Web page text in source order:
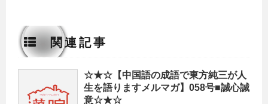
関連記事
☆★☆【中国語の成語で東方純三が人
生を語りますメルマガ】058号■誠心誠
意☆★☆